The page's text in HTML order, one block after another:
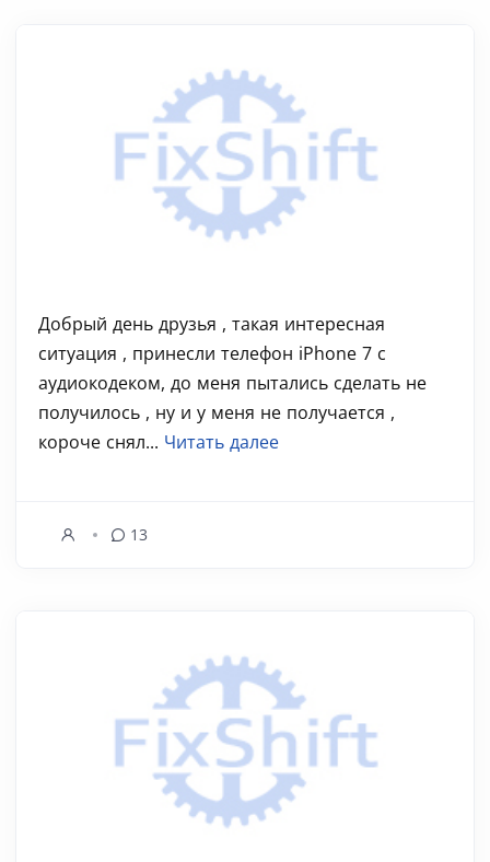
Добрый день друзья , такая интересная
ситуация , принесли телефон iPhone 7 с
аудиокодеком, до меня пытались сделать не
получилось , ну и у меня не получается ,
короче снял... Читать далее
13